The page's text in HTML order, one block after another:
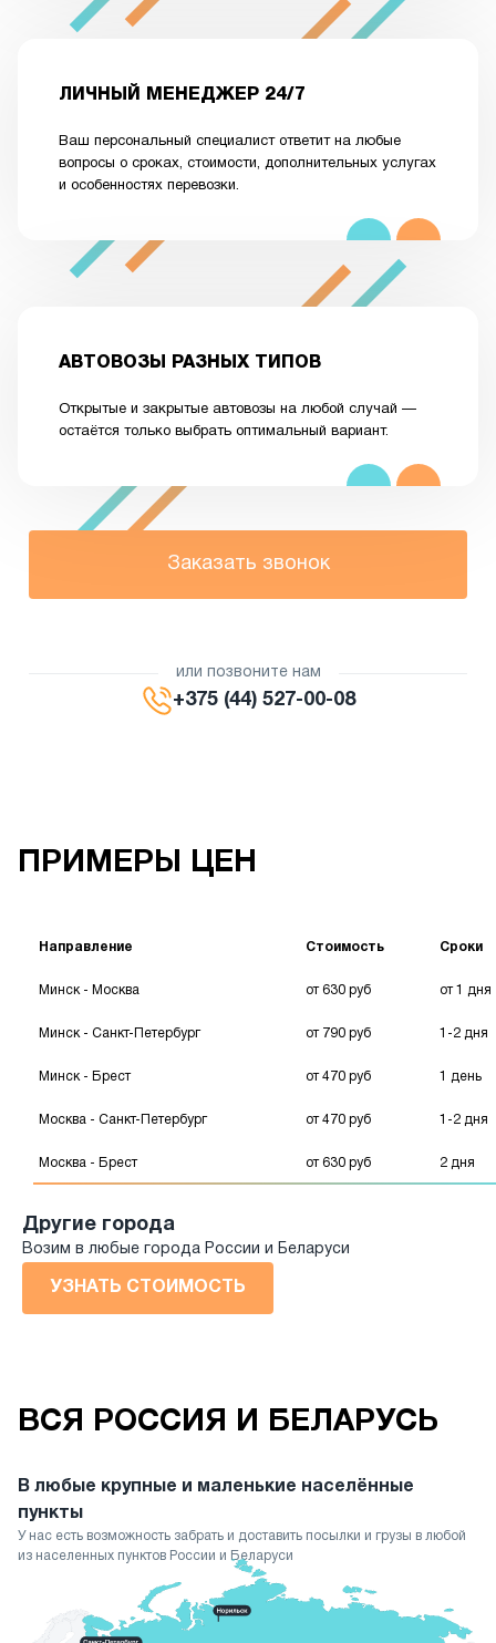
ЛИЧНЫЙ МЕНЕДЖЕР 24/7
Ваш персональный специалист ответит на любые
вопросы о сроках, стоимости, дополнительных услугах
и особенностях перевозки.
АВТОВОЗЫ РАЗНЫХ ТИПОВ
Открытые и закрытые автовозы на любой случай —
остаётся только выбрать оптимальный вариант.
Заказать звонок
или позвоните нам
+375 (44) 527-00-08
ПРИМЕРЫ ЦЕН
Направление Стоимость Сроки
Минск - Москва от 630 руб от 1 дня
Минск - Санкт-Петербург от 790 руб 1-2 дня
Минск - Брест от 470 руб 1 день
Москва - Санкт-Петербург от 470 руб 1-2 дня
Москва - Брест от 630 руб 2 дня
Другие города
Возим в любые города России и Беларуси
УЗНАТЬ СТОИМОСТЬ
ВСЯ РОССИЯ И БЕЛАРУСЬ
В любые крупные и маленькие населённые
пункты
У нас есть возможность забрать и доставить посылки и грузы в любой
из населенных пунктов России и Беларуси